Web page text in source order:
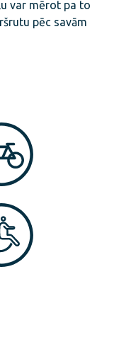
var mērot pa to
pēc savām